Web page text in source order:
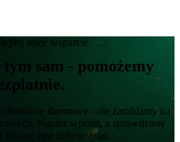
lepiej mieć wsparcie
tym sam - pomożemy
darmowe - nie zarabiamy na
Napisz wprost, a sprawdzimy
fakturę bez zobowiązań.